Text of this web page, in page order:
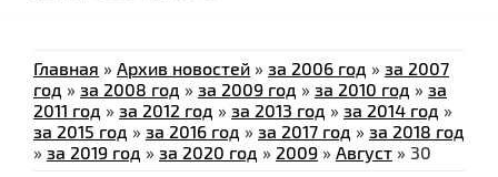
Главная » Архив новостей » за 2006 год » за 2007
год » за 2008 год » за 2009 год » за 2010 год » за
2011 год » за 2012 год » за 2013 год » за 2014 год »
за 2015 год » за 2016 год » за 2017 год » за 2018 год
» за 2019 год » за 2020 год » 2009 » Август » 30